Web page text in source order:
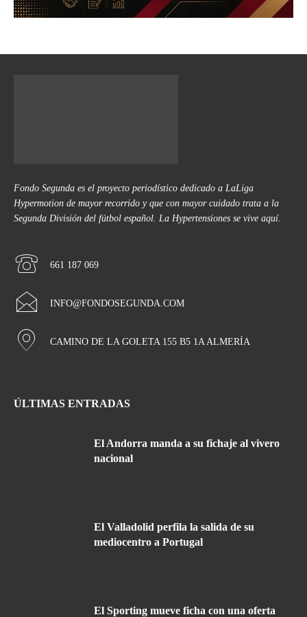
Fondo Segunda es el proyecto periodístico dedicado a LaLiga
Hypermotion de mayor recorrido y que con mayor cuidado trata a la
Segunda División del fútbol español. La Hypertensiones se vive aquí.
661 187 069
INFO@FONDOSEGUNDA.COM
CAMINO DE LA GOLETA 155 B5 1A ALMERÍA
ÚLTIMAS ENTRADAS
El Andorra manda a su fichaje al vivero
nacional
El Valladolid perfila la salida de su
mediocentro a Portugal
El Sporting mueve ficha con una oferta